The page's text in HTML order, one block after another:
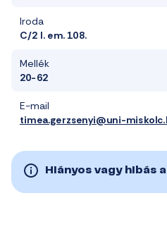
Iroda
C/2 I. em. 108.
Mellék
20-62
E-mail
timea.gerzsenyi@uni-
Hiányos vagy hibás